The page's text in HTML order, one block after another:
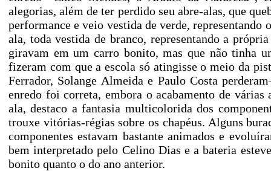
alegorias, além de ter perdido seu abre-alas, que
performance e veio vestida de verde, representando
ala, toda vestida de branco, representando a
giravam em um carro bonito, mas que não tinha
fizeram com que a escola só atingisse o meio da
Ferrador, Solange Almeida e Paulo Costa
enredo foi correta, embora o acabamento de
ala, destaco a fantasia multicolorida dos
trouxe vitórias-régias sobre os chapéus. Alguns
componentes estavam bastante animados e
bem interpretado pelo Celino Dias e a bateria
bonito quanto o do ano anterior.